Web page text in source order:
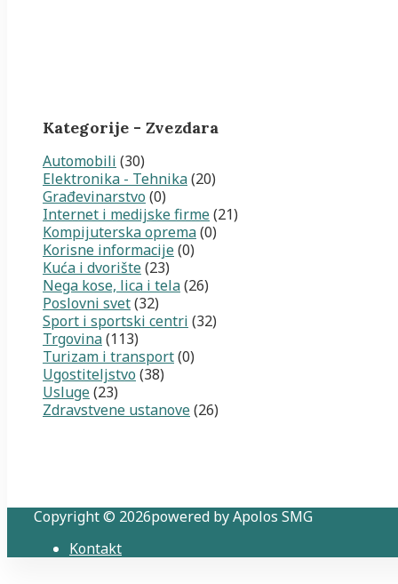
Kategorije - Zvezdara
Automobili (30)
Elektronika - Tehnika(20)
Građevinarstvo (0)
Internet i medijske firme(21)
Kompijuterska oprema(0)
Korisne informacije(0)
Kuća i dvorište(23)
Nega kose, lica i tela(26)
Poslovni svet(32)
Sport i sportski centri (32)
Trgovina(113)
Turizam i transport(0)
Ugostiteljstvo (38)
Usluge(23)
Zdravstvene ustanove(26)
Copyright © 2026powered by Apolos SMG
Kontakt